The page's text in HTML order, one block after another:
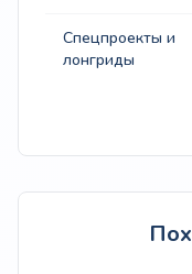
Спецпроекты и
лонгриды